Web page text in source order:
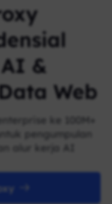
&
Web
ke 100M+
pengumpulan
alur kerja AI